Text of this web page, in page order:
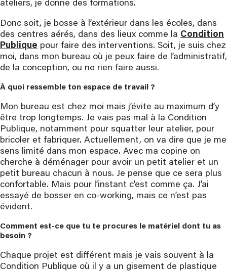
ateliers, je donne des formations.
Donc soit, je bosse à l’extérieur dans les écoles, dans
des centres aérés, dans des lieux comme la Condition
Publique pour faire des interventions. Soit, je suis chez
moi, dans mon bureau où je peux faire de l’administratif,
de la conception, ou ne rien faire aussi.
À quoi ressemble ton espace de travail ?
Mon bureau est chez moi mais j’évite au maximum d’y
être trop longtemps. Je vais pas mal à la Condition
Publique, notamment pour squatter leur atelier, pour
bricoler et fabriquer. Actuellement, on va dire que je me
sens limité dans mon espace. Avec ma copine on
cherche à déménager pour avoir un petit atelier et un
petit bureau chacun à nous. Je pense que ce sera plus
confortable. Mais pour l’instant c’est comme ça. J’ai
essayé de bosser en co-working, mais ce n’est pas
évident.
Comment est-ce que tu te procures le matériel dont tu as
besoin ?
Chaque projet est différent mais je vais souvent à la
Condition Publique où il y a un gisement de plastique